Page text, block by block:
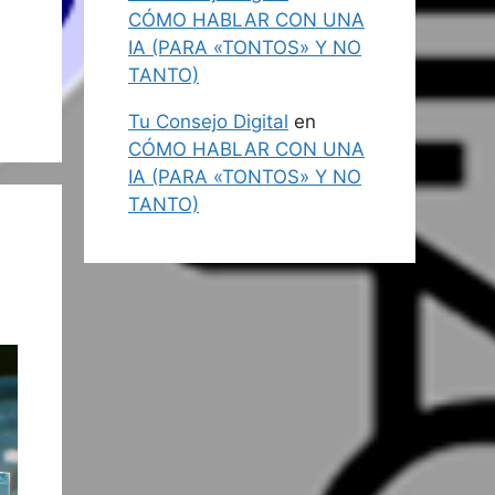
CÓMO HABLAR CON UNA
IA (PARA «TONTOS» Y NO
TANTO)
Tu Consejo Digital en
CÓMO HABLAR CON UNA
IA (PARA «TONTOS» Y NO
TANTO)